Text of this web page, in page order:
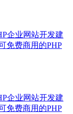
企业网站开发建
免费商用的PHP
企业网站开发建
免费商用的PHP